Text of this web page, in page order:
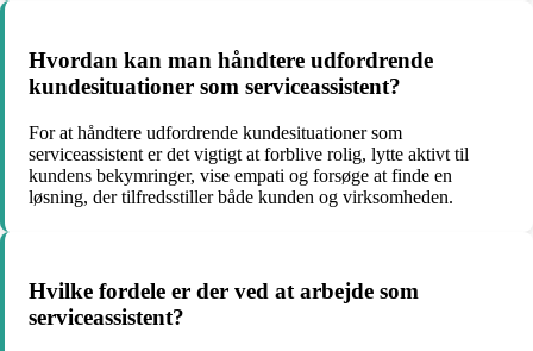
Hvordan kan man håndtere udfordrende
kundesituationer som serviceassistent?
For at håndtere udfordrende kundesituationer som
serviceassistent er det vigtigt at forblive rolig, lytte aktivt til
kundens bekymringer, vise empati og forsøge at finde en
løsning, der tilfredsstiller både kunden og virksomheden.
Hvilke fordele er der ved at arbejde som
serviceassistent?